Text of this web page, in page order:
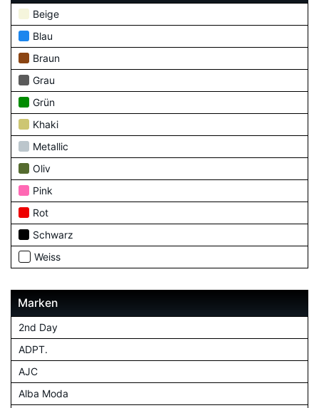
Beige
Blau
Braun
Grau
Grün
Khaki
Metallic
Oliv
Pink
Rot
Schwarz
Weiss
Marken
2nd Day
ADPT.
AJC
Alba Moda